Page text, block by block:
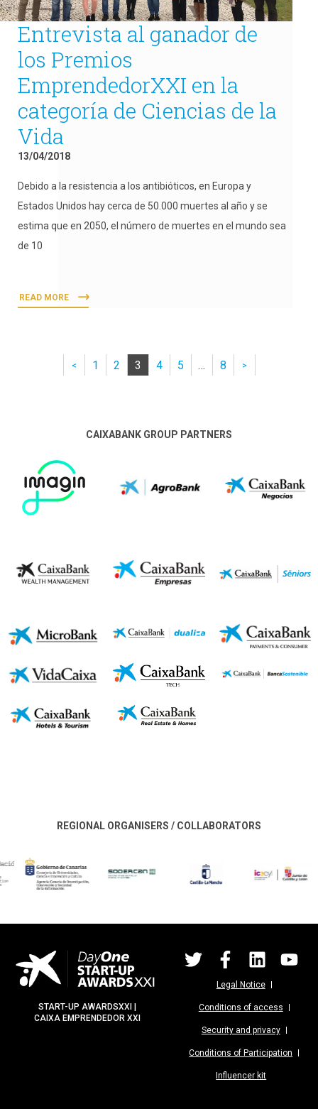
Entrevista al ganador de
los Premios
EmprendedorXXI en la
categoría de Ciencias de la
Vida
13/04/2018
Debido a la resistencia a los antibióticos, en Europa y
Estados Unidos hay cerca de 50.000 muertes al año y se
estima que en 2050, el número de muertes en el mundo sea
de 10
READ MORE
< 1 2 3 4 5 … 8 >
CAIXABANK GROUP PARTNERS
REGIONAL ORGANISERS / COLLABORATORS
START-UP AWARDSXXI |
CAIXA EMPRENDEDOR XXI
Legal Notice
Conditions of access
Security and privacy
Conditions of Participation
Influencer kit